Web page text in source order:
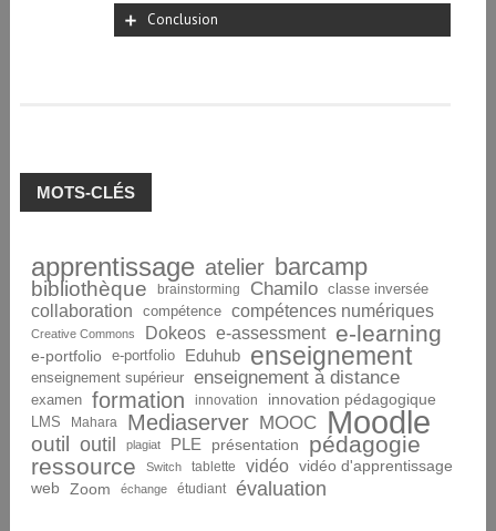
Conclusion
MOTS-CLÉS
apprentissage atelier barcamp
bibliothèque brainstorming Chamilo classe inversée
collaboration compétence compétences numériques
Creative Commons Dokeos e-assessment e-learning
e-portfolio e-portfolio Eduhub enseignement
enseignement supérieur enseignement à distance
examen formation innovation innovation pédagogique
LMS Mahara Mediaserver MOOC Moodle
outil outil plagiat PLE présentation
pédagogie
ressource
Switch tablette vidéo
vidéo d'apprentissage
web
Zoom échange étudiant évaluation